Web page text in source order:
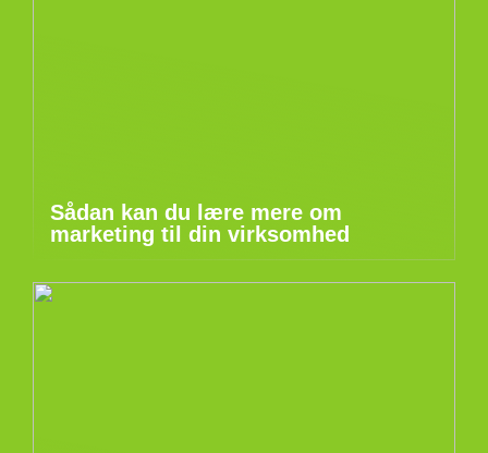
Sådan kan du lære mere om
marketing til din virksomhed